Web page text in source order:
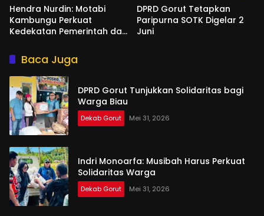
Hendra Nurdin: Motabi
Kambungu Perkuat
Kedekatan Pemerintah dan
DPRD Gorut Tetapkan
Paripurna SOTK Digelar 2
Juni
Baca Juga
DPRD Gorut Tunjukkan Solidaritas bagi
Warga Biau
Dekab Gorut Mei 31, 2026
Indri Monoarfa: Musibah Harus Perkuat
Solidaritas Warga
Dekab Gorut Mei 31, 2026